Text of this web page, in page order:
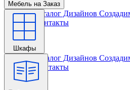
Мебель на Заказ
Главная Каталог Дизайнов
Проекта
Контакты
Шкафы
Главная Каталог Дизайнов
Проекта Контакты